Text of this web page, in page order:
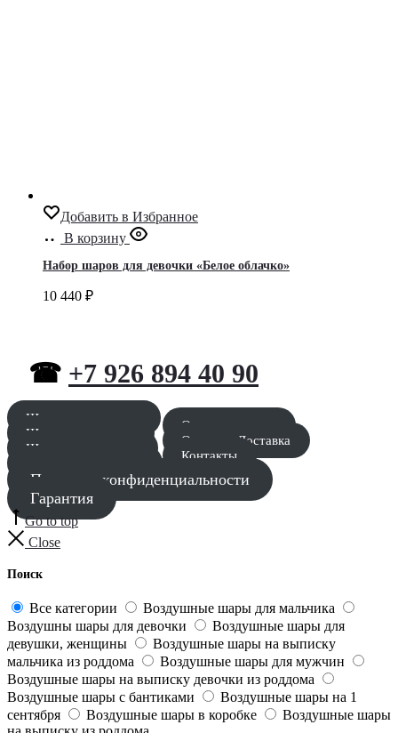
Добавить в Избранное
В корзину
Набор шаров для девочки «Белое облачко»
10 440 ₽
☎ +7 926 894 40 90
Шары для мальчика
Шары для девочки
Шары для девушки
Оставить заявку
Оплата и Доставка
Контакты
Политика конфиденциальности
Гарантия
Go to top
Close
Поиск
Все категории
Воздушные шары для мальчика
Воздушны шары для девочки
Воздушные шары для
девушки, женщины
Воздушные шары на выписку
мальчика из роддома
Воздушные шары для мужчин
Воздушные шары на выписку девочки из роддома
Воздушные шары с бантиками
Воздушные шары на 1
сентября
Воздушные шары в коробке
Воздушные шары